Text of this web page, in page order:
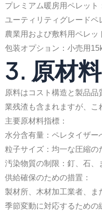
プレミアム暖房用ペレッ
ユーティリティグレード
農業用および敷料用ペレ
包装オプション：小売用
3. 原材
原料はコスト構造と製品
業残渣も含まれますが、こ
主要原材料指標：
水分含有量：ペレタイザ
粒子サイズ：均一な圧縮の
汚染物質の制限：釘、石、
供給確保のための措置：
製材所、木材加工業者、ま
季節変動に対応するための